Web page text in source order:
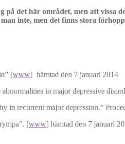
på det här området, men att vissa
inte, men det finns stora
[www] hämtad den 7 januari 2014
in major depressive
in recurrent major depression.”
[www] hämtad den 7 januari